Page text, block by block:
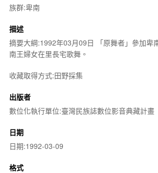
族群:卑南
描述
摘要大綱:1992年03月09日 「原舞者」參加卑
南王婦女在里長宅歌舞。
收藏取得方式:田野採集
出版者
數位化執行單位:臺灣民族誌數位影音典藏計畫
日期
日期:1992-03-09
格式